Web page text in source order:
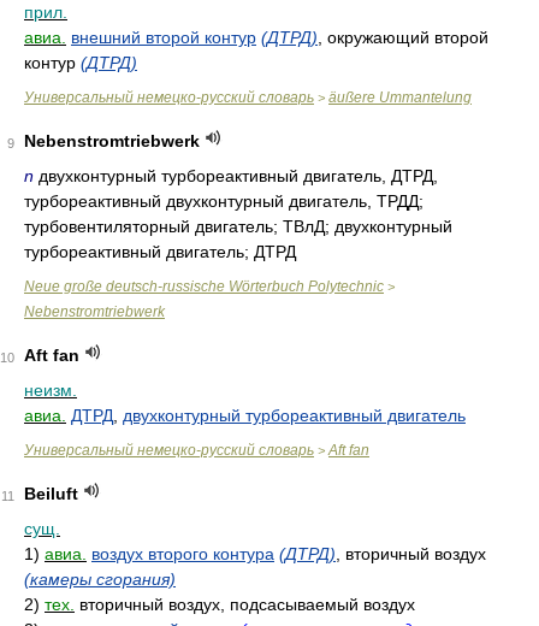
прил.
авиа.
внешний второй контур (ДТРД) , окружающий второй
контур (ДТРД)
Универсальный немецко-русский словарь > äußere Ummantelung
9
Nebenstromtriebwerk
n двухконтурный турбореактивный двигатель, ДТРД,
турбореактивный двухконтурный двигатель, ТРДД;
турбовентиляторный двигатель; ТВлД; двухконтурный
турбореактивный двигатель; ДТРД
Neue große deutsch-russische Wörterbuch Polytechnic >
Nebenstromtriebwerk
10
Aft fan
неизм.
авиа.
ДТРД двухконтурный турбореактивный двигатель
Универсальный немецко-русский словарь > Aft fan
11
Beiluft
сущ.
1) авиа. воздух второго контура (ДТРД) , вторичный воздух
(камеры сгорания)
2) тех. вторичный воздух, подсасываемый воздух